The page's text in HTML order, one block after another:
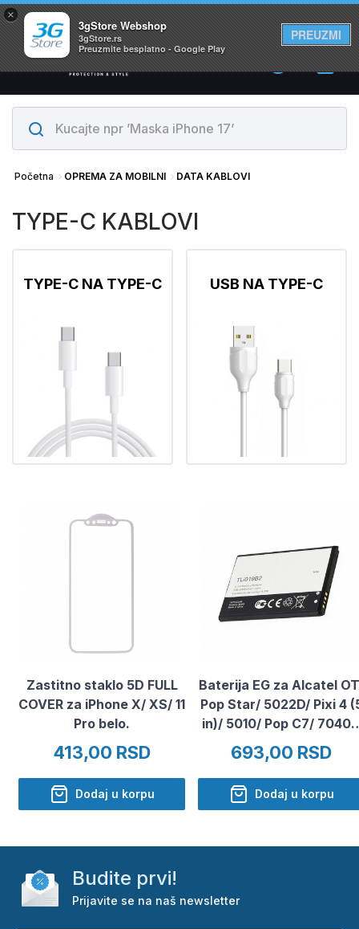
×
3gStore Webshop
3gStore.rs
Preuzmite besplatno - Google Play
PREUZMI
Svi proizvodi su na lageru. Slanje istog dana!
0
Početna OPREMA ZA MOBILNI DATA KABLOVI
TYPE-C KABLOVI
TYPE-C NA TYPE-C USB NA TYPE-C
Zastitno staklo 5D FULL
COVER za iPhone X/ XS/ 11
Pro belo.
413,00 RSD
Dodaj u korpu
Baterija EG za Alcatel
Pop Star/ 5022D/ Pixi 4
in)/ 5010/ Pop C7/
(1900 mAh)
693,00 RSD
Dodaj u korpu
Budite prvi!
Prijavite se na naš newsletter